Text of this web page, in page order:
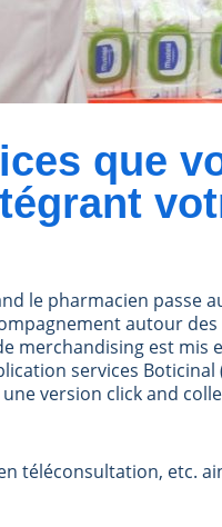
que
le pharmacien passe
autour
merchandising est
services
version click and
téléconsultation, etc.